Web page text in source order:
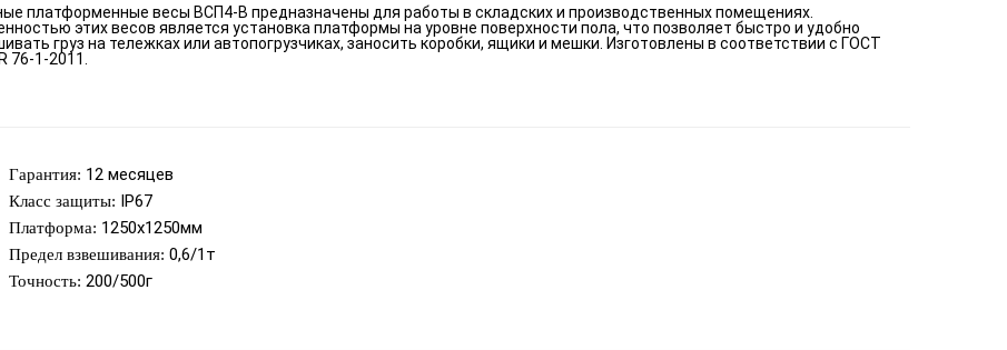
платформенные весы ВСП4-В предназначены для работы в складских и производственных помещениях.
этих весов является установка платформы на уровне поверхности пола, что позволяет быстро и удобно
груз на тележках или автопогрузчиках, заносить коробки, ящики и мешки. Изготовлены в соответствии с ГОСТ
76-1-2011.
Гарантия: 12 месяцев
Класс защиты: IP67
Платформа: 1250х1250мм
Предел взвешивания: 0,6/1т
Точность: 200/500г